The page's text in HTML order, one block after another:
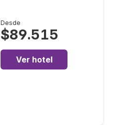
Desde
$89.515
Ver hotel